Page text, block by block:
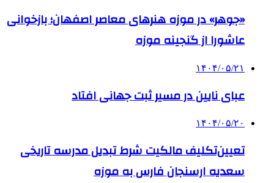
«جوهر» در موزه هنرهای معاصر اصفهان؛ بازخوانی
عاشورا از گنجینه موزه
۱۴۰۴/۰۵/۲۱
عبای نایین در مسیر ثبت جهانی افتاد
۱۴۰۴/۰۵/۲۰
تعیین‌تکلیف مالکیت شرط تبدیل مدرسه تاریخی
سعدیه ارسنجان فارس به موزه